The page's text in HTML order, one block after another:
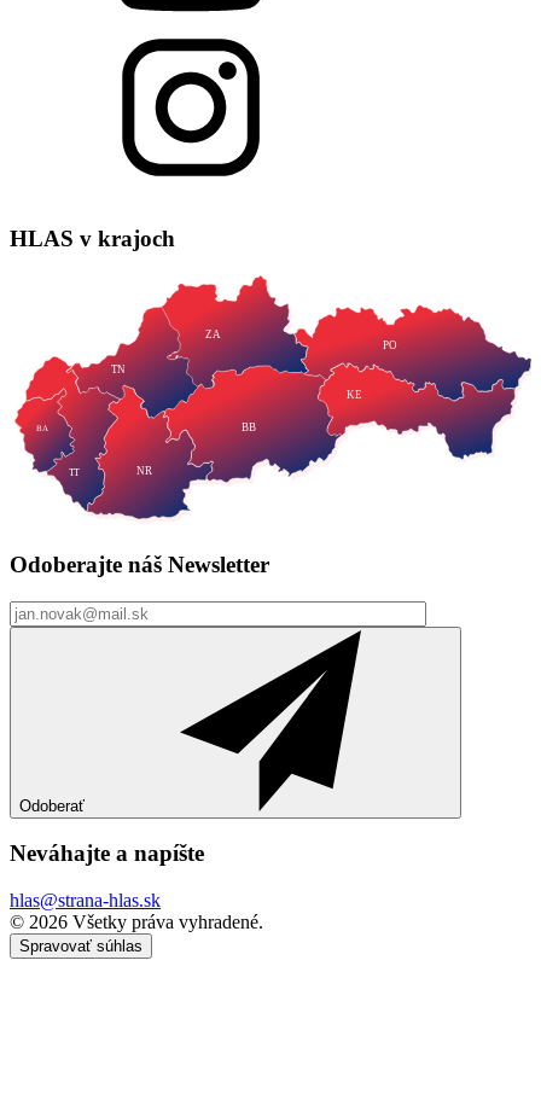
HLAS v krajoch
TT NR
TN
ZA
BB
PO
KE
BA
Odoberajte náš Newsletter
Odoberať
Neváhajte a napíšte
hlas@strana-hlas.sk
©️ 2026 Všetky práva vyhradené.
Spravovať súhlas